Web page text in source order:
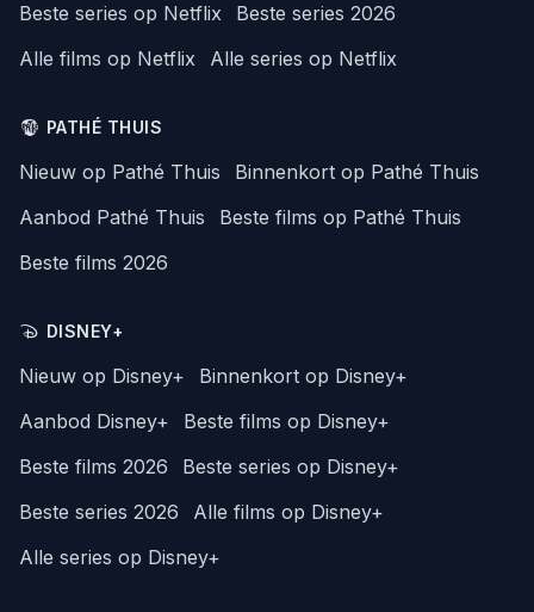
Beste series op Netflix
Beste series 2026
Alle films op Netflix
Alle series op Netflix
PATHÉ THUIS
Nieuw op Pathé Thuis
Binnenkort op Pathé Thuis
Aanbod Pathé Thuis
Beste films op Pathé Thuis
Beste films 2026
DISNEY+
Nieuw op Disney+
Binnenkort op Disney+
Aanbod Disney+
Beste films op Disney+
Beste films 2026
Beste series op Disney+
Beste series 2026
Alle films op Disney+
Alle series op Disney+